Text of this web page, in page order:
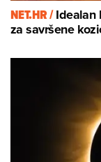
NET.HR /Idealan
za savršene